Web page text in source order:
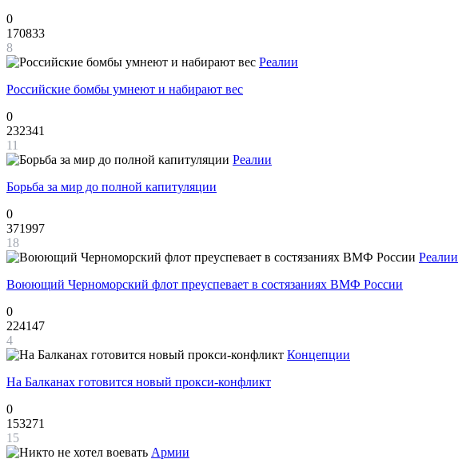
0
170833
8
Реалии
Российские бомбы умнеют и набирают вес
0
232341
11
Реалии
Борьба за мир до полной капитуляции
0
371997
18
Реалии
Воюющий Черноморский флот преуспевает в состязаниях ВМФ России
0
224147
4
Концепции
На Балканах готовится новый прокси-конфликт
0
153271
15
Армии